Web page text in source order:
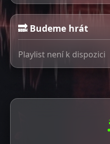
🔜 Budeme hrát
Playlist není k dispozici